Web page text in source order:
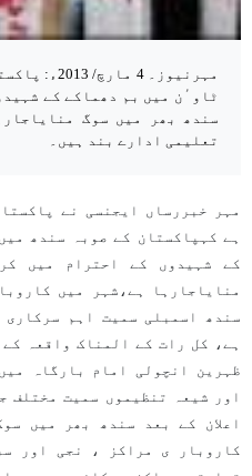
مہرنیوز۔ 4
ٹاوٴن میں بم دھماکے کے
سندھ بھر میں سوگ
تعلیمی ادارے بند ہیں۔
مہر خبررساں ایجنسی نے
ہے کہپاکستان کے صوبہ سندھ
کے شہیدوں کے احترام میں
منایاجارہا ہے،شہر میں
سندھ اسمبلی سمیت اہم
ہے، کل رات کے المناک واقعہ
ظہرین انچولی امام بارگاہ
اور شیعہ تنظیموں سمیت مختلف
اعلان کے بعد سندھ بھر میں
کاروبار ی مراکز ، نجی اور